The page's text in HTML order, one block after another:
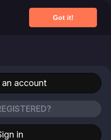
Got it!
English
an account
in